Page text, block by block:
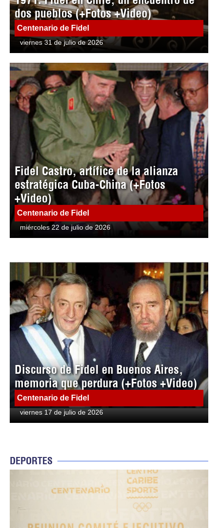
dos pueblos (+Fotos +Video)
Centenario de Fidel
viernes 31 de julio de 2026
Fidel Castro, artífice de la alianza
estratégica Cuba-China (+Fotos
+Video)
Centenario de Fidel
miércoles 22 de julio de 2026
Discurso de Fidel en Buenos Aires,
memoria que perdura (+Fotos +Video)
Centenario de Fidel
viernes 17 de julio de 2026
DEPORTES